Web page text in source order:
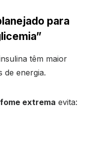
para
têm maior
de energia.
extrema evita: